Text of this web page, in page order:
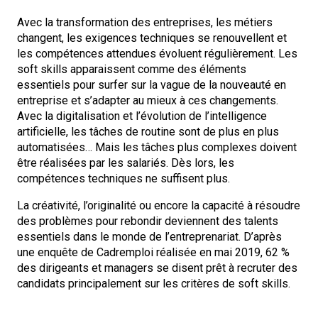
Avec la transformation des entreprises, les métiers
changent, les exigences techniques se renouvellent et
les compétences attendues évoluent régulièrement. Les
soft skills apparaissent comme des éléments
essentiels pour surfer sur la vague de la nouveauté en
entreprise et s’adapter au mieux à ces changements.
Avec la digitalisation et l’évolution de l’intelligence
artificielle, les tâches de routine sont de plus en plus
automatisées… Mais les tâches plus complexes doivent
être réalisées par les salariés. Dès lors, les
compétences techniques ne suffisent plus.
La créativité, l’originalité ou encore la capacité à résoudre
des problèmes pour rebondir deviennent des talents
essentiels dans le monde de l’entreprenariat. D’après
une enquête de Cadremploi réalisée en mai 2019, 62 %
des dirigeants et managers se disent prêt à recruter des
candidats principalement sur les critères de soft skills.